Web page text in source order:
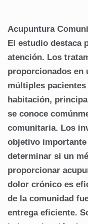
Acupuntura
El estudio destaca
atención. Los
proporcionados en
múltiples
habitación,
se conoce
comunitaria. Los
objetivo
determinar si un
proporcionar
dolor crónico es
de la comunidad
entrega eficiente.